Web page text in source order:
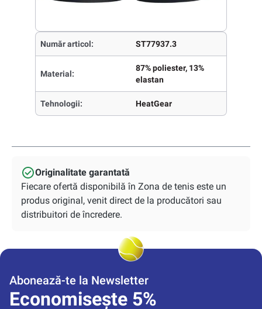
Număr articol: ST77937.3
Material:
87% poliester, 13%
elastan
Tehnologii: HeatGear
Originalitate garantată
Fiecare ofertă disponibilă în Zona de tenis este un
produs original, venit direct de la producători sau
distribuitori de încredere.
Abonează-te la Newsletter
Economisește 5%